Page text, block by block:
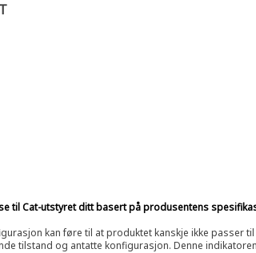
til Cat-utstyret ditt basert på produsentens
kan føre til at produktet kanskje ikke passer
tilstand og antatte konfigurasjon. Denne